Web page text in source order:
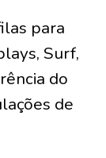
para
Surf,
do
de